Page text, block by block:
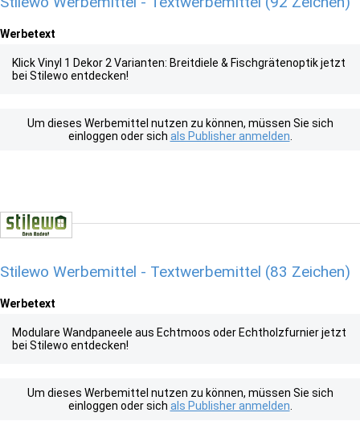
Werbetext
Klick Vinyl 1 Dekor 2 Varianten: Breitdiele & Fischgrätenoptik jetzt
bei Stilewo entdecken!
Um dieses Werbemittel nutzen zu können, müssen Sie sich
einloggen oder sich als Publisher anmelden
Stilewo Werbemittel - Textwerbemittel (83 Zeichen)
Werbetext
Modulare Wandpaneele aus Echtmoos oder Echtholzfurnier jetzt
bei Stilewo entdecken!
Um dieses Werbemittel nutzen zu können, müssen Sie sich
einloggen oder sich als Publisher anmelden